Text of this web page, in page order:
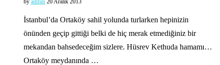
İstanbul’da Ortaköy sahil yolunda turlarken hepinizin
önünden geçip gittiği belki de hiç merak etmediğiniz bir
mekandan bahsedeceğim sizlere. Hüsrev Kethuda hamamı…
Ortaköy meydanında …